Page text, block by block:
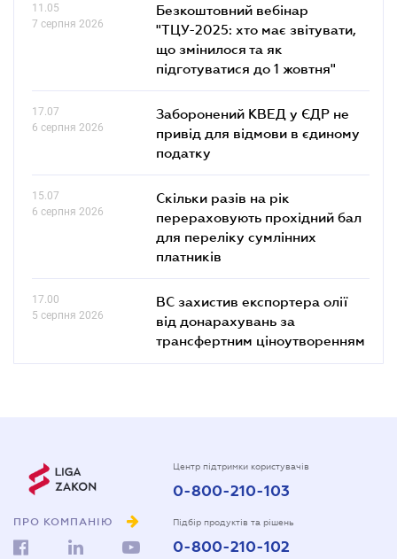
11.05
7 серпня 2026
Безкоштовний вебінар
"ТЦУ-2025: хто має звітувати,
що змінилося та як
підготуватися до 1 жовтня"
17.07
6 серпня 2026
Заборонений КВЕД у ЄДР не
привід для відмови в єдиному
податку
15.07
6 серпня 2026
Скільки разів на рік
перераховують прохідний бал
для переліку сумлінних
платників
17.00
5 серпня 2026
ВС захистив експортера олії
від донарахувань за
трансфертним ціноутворенням
ПРО КОМПАНІЮ
Центр підтримки користувачів
0-800-210-103
Підбір продуктів та рішень
0-800-210-102